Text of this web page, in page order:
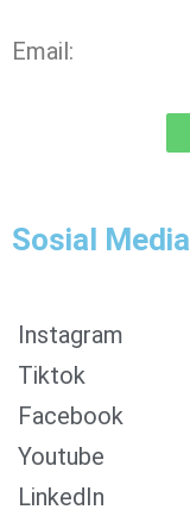
Email:
Sosial Media
Instagram
Tiktok
Facebook
Youtube
LinkedIn